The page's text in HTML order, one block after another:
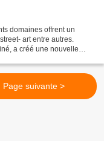
domaines offrent un
art entre autres.
a créé une nouvelle
Page suivante >